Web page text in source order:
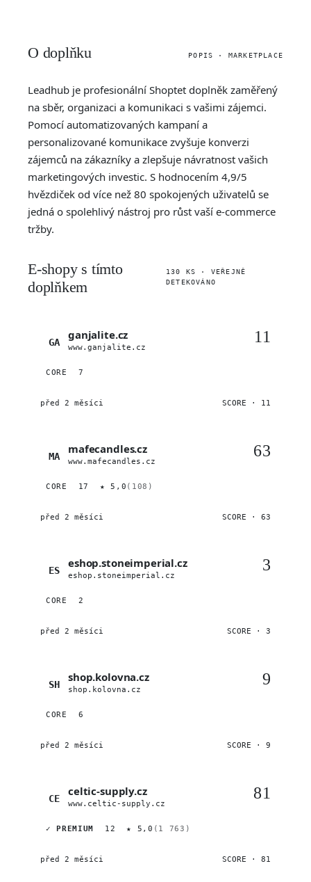
O doplňku POPIS · MARKETPLACE
Leadhub je profesionální Shoptet doplněk zaměřený
na sběr, organizaci a komunikaci s vašimi zájemci.
Pomocí automatizovaných kampaní a
personalizované komunikace zvyšuje konverzi
zájemců na zákazníky a zlepšuje návratnost vašich
marketingových investic. S hodnocením 4,9/5
hvězdiček od více než 80 spokojených uživatelů se
jedná o spolehlivý nástroj pro růst vaší e-commerce
tržby.
E-shopy s tímto
doplňkem
130 KS · VEŘEJNĚ
DETEKOVÁNO
GA
ganjalite.cz
www.ganjalite.cz
11
CORE 7
před 2 měsíci SCORE · 11
MA
mafecandles.cz
www.mafecandles.cz
63
CORE 17 ★ 5,0 (108)
před 2 měsíci SCORE · 63
ES
eshop.stoneimperial.cz
eshop.stoneimperial.cz
3
CORE 2
před 2 měsíci SCORE · 3
SH
shop.kolovna.cz
shop.kolovna.cz
9
CORE 6
před 2 měsíci SCORE · 9
CE
celtic-supply.cz
www.celtic-supply.cz
81
✓ PREMIUM 12 ★ 5,0 (1 763)
před 2 měsíci SCORE · 81